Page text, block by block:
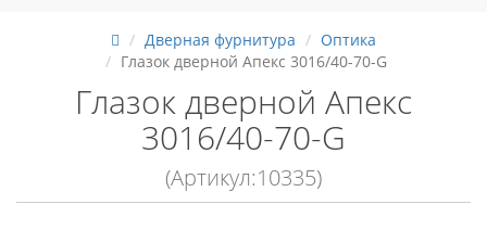
Дверная фурнитура
Оптика
Глазок дверной Апекс 3016/40-70-G
Глазок дверной Апекс
3016/40-70-G
(Артикул:10335)